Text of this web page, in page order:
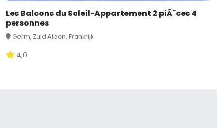
Les Balcons du Soleil-Appartement 2 piÃ¨ces 4
personnes
Germ, Zuid Alpen, Frankrijk
4,0